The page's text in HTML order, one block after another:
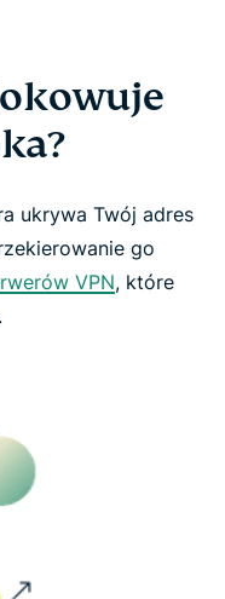
ukrywa Twój adres
go
VPN, które